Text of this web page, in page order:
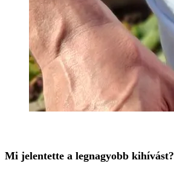
Mi jelentette a legnagyobb kihívást?